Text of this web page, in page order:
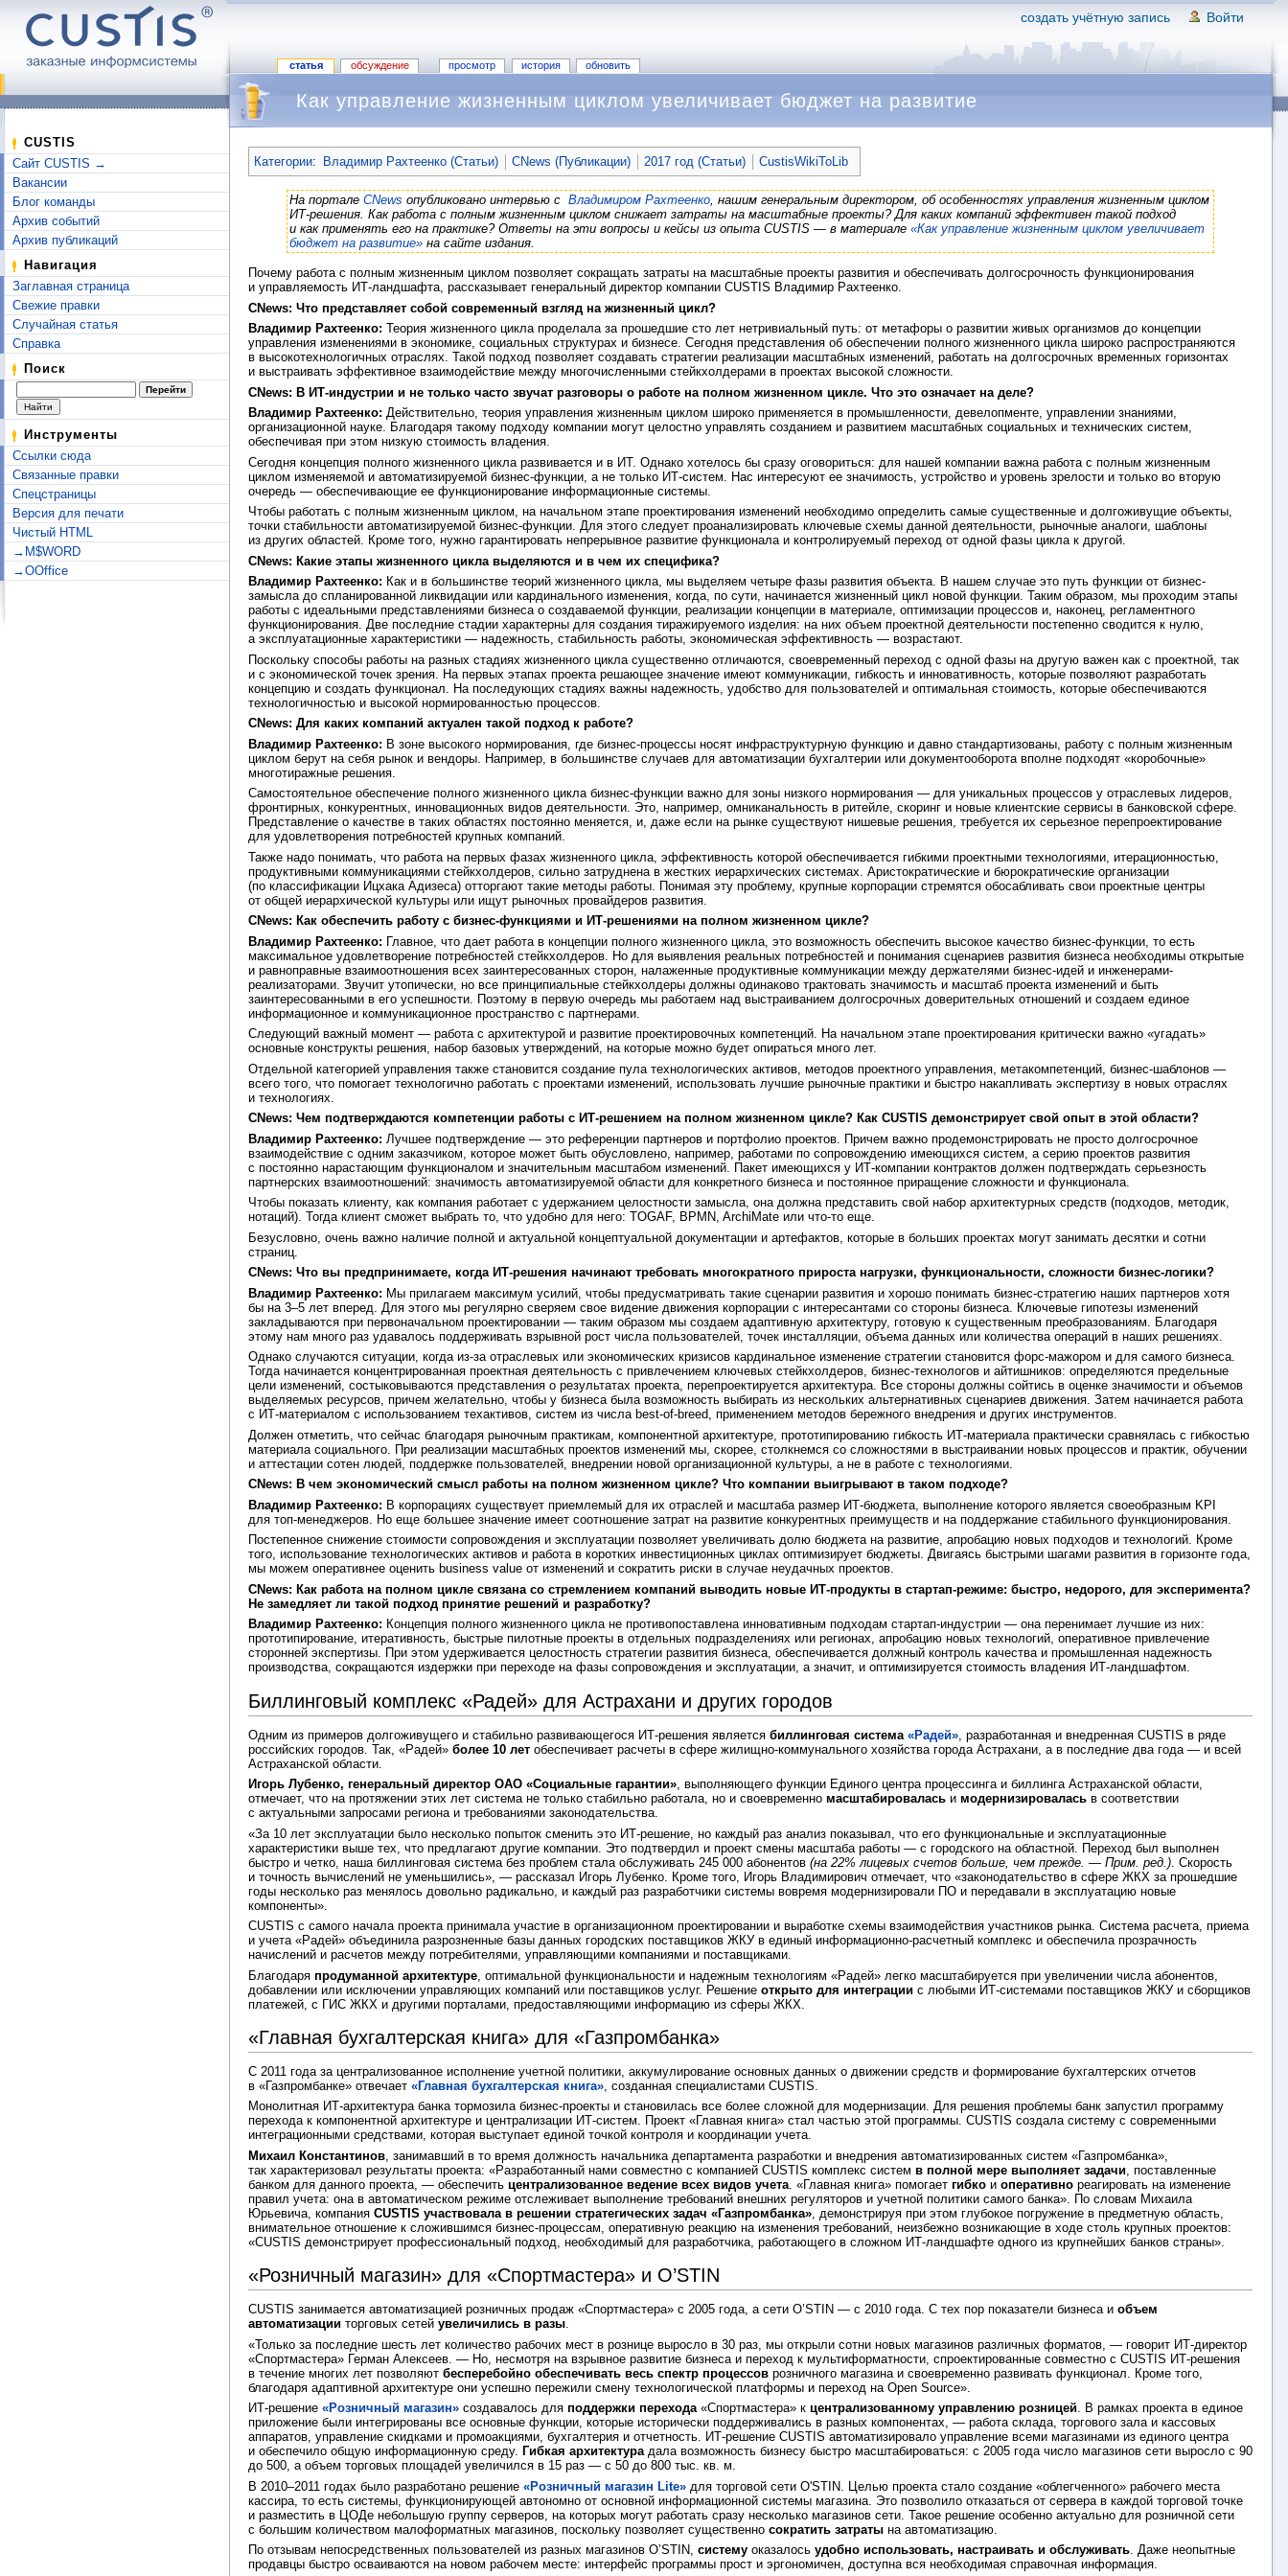
создать учётную запись Войти
статья обсуждение просмотр история обновить
CUSTIS
Сайт CUSTIS →
Вакансии
Блог команды
Архив событий
Архив публикаций
Навигация
Заглавная страница
Свежие правки
Случайная статья
Справка
Поиск
Инструменты
Ссылки сюда
Связанные правки
Спецстраницы
Версия для печати
Чистый HTML
→M$WORD
→OOffice
Как управление жизненным циклом увеличивает бюджет на развитие
Категории: Владимир Рахтеенко (Статьи) CNews (Публикации) 2017 год (Статьи) CustisWikiToLib
На портале CNews опубликовано интервью с Владимиром Рахтеенко, нашим генеральным директором, об особенностях управления жизненным циклом
ИТ-решения. Как работа с полным жизненным циклом снижает затраты на масштабные проекты? Для каких компаний эффективен такой подход
и как применять его на практике? Ответы на эти вопросы и кейсы из опыта CUSTIS — в материале «Как управление жизненным циклом увеличивает
бюджет на развитие» на сайте издания.
Почему работа с полным жизненным циклом позволяет сокращать затраты на масштабные проекты развития и обеспечивать долгосрочность функционирования
и управляемость ИТ-ландшафта, рассказывает генеральный директор компании CUSTIS Владимир Рахтеенко.
CNews: Что представляет собой современный взгляд на жизненный цикл?
Владимир Рахтеенко: Теория жизненного цикла проделала за прошедшие сто лет нетривиальный путь: от метафоры о развитии живых организмов до концепции
управления изменениями в экономике, социальных структурах и бизнесе. Сегодня представления об обеспечении полного жизненного цикла широко распространяются
в высокотехнологичных отраслях. Такой подход позволяет создавать стратегии реализации масштабных изменений, работать на долгосрочных временных горизонтах
и выстраивать эффективное взаимодействие между многочисленными стейкхолдерами в проектах высокой сложности.
CNews: В ИТ-индустрии и не только часто звучат разговоры о работе на полном жизненном цикле. Что это означает на деле?
Владимир Рахтеенко: Действительно, теория управления жизненным циклом широко применяется в промышленности, девелопменте, управлении знаниями,
организационной науке. Благодаря такому подходу компании могут целостно управлять созданием и развитием масштабных социальных и технических систем,
обеспечивая при этом низкую стоимость владения.
Сегодня концепция полного жизненного цикла развивается и в ИТ. Однако хотелось бы сразу оговориться: для нашей компании важна работа с полным жизненным
циклом изменяемой и автоматизируемой бизнес-функции, а не только ИТ-систем. Нас интересуют ее значимость, устройство и уровень зрелости и только во вторую
очередь — обеспечивающие ее функционирование информационные системы.
Чтобы работать с полным жизненным циклом, на начальном этапе проектирования изменений необходимо определить самые существенные и долгоживущие объекты,
точки стабильности автоматизируемой бизнес-функции. Для этого следует проанализировать ключевые схемы данной деятельности, рыночные аналоги, шаблоны
из других областей. Кроме того, нужно гарантировать непрерывное развитие функционала и контролируемый переход от одной фазы цикла к другой.
CNews: Какие этапы жизненного цикла выделяются и в чем их специфика?
Владимир Рахтеенко: Как и в большинстве теорий жизненного цикла, мы выделяем четыре фазы развития объекта. В нашем случае это путь функции от бизнес-
замысла до спланированной ликвидации или кардинального изменения, когда, по сути, начинается жизненный цикл новой функции. Таким образом, мы проходим этапы
работы с идеальными представлениями бизнеса о создаваемой функции, реализации концепции в материале, оптимизации процессов и, наконец, регламентного
функционирования. Две последние стадии характерны для создания тиражируемого изделия: на них объем проектной деятельности постепенно сводится к нулю,
а эксплуатационные характеристики — надежность, стабильность работы, экономическая эффективность — возрастают.
Поскольку способы работы на разных стадиях жизненного цикла существенно отличаются, своевременный переход с одной фазы на другую важен как с проектной, так
и с экономической точек зрения. На первых этапах проекта решающее значение имеют коммуникации, гибкость и инновативность, которые позволяют разработать
концепцию и создать функционал. На последующих стадиях важны надежность, удобство для пользователей и оптимальная стоимость, которые обеспечиваются
технологичностью и высокой нормированностью процессов.
CNews: Для каких компаний актуален такой подход к работе?
Владимир Рахтеенко: В зоне высокого нормирования, где бизнес-процессы носят инфраструктурную функцию и давно стандартизованы, работу с полным жизненным
циклом берут на себя рынок и вендоры. Например, в большинстве случаев для автоматизации бухгалтерии или документооборота вполне подходят «коробочные»
многотиражные решения.
Самостоятельное обеспечение полного жизненного цикла бизнес-функции важно для зоны низкого нормирования — для уникальных процессов у отраслевых лидеров,
фронтирных, конкурентных, инновационных видов деятельности. Это, например, омниканальность в ритейле, скоринг и новые клиентские сервисы в банковской сфере.
Представление о качестве в таких областях постоянно меняется, и, даже если на рынке существуют нишевые решения, требуется их серьезное перепроектирование
для удовлетворения потребностей крупных компаний.
Также надо понимать, что работа на первых фазах жизненного цикла, эффективность которой обеспечивается гибкими проектными технологиями, итерационностью,
продуктивными коммуникациями стейкхолдеров, сильно затруднена в жестких иерархических системах. Аристократические и бюрократические организации
(по классификации Ицхака Адизеса) отторгают такие методы работы. Понимая эту проблему, крупные корпорации стремятся обосабливать свои проектные центры
от общей иерархической культуры или ищут рыночных провайдеров развития.
CNews: Как обеспечить работу с бизнес-функциями и ИТ-решениями на полном жизненном цикле?
Владимир Рахтеенко: Главное, что дает работа в концепции полного жизненного цикла, это возможность обеспечить высокое качество бизнес-функции, то есть
максимальное удовлетворение потребностей стейкхолдеров. Но для выявления реальных потребностей и понимания сценариев развития бизнеса необходимы открытые
и равноправные взаимоотношения всех заинтересованных сторон, налаженные продуктивные коммуникации между держателями бизнес-идей и инженерами-
реализаторами. Звучит утопически, но все принципиальные стейкхолдеры должны одинаково трактовать значимость и масштаб проекта изменений и быть
заинтересованными в его успешности. Поэтому в первую очередь мы работаем над выстраиванием долгосрочных доверительных отношений и создаем единое
информационное и коммуникационное пространство с партнерами.
Следующий важный момент — работа с архитектурой и развитие проектировочных компетенций. На начальном этапе проектирования критически важно «угадать»
основные конструкты решения, набор базовых утверждений, на которые можно будет опираться много лет.
Отдельной категорией управления также становится создание пула технологических активов, методов проектного управления, метакомпетенций, бизнес-шаблонов —
всего того, что помогает технологично работать с проектами изменений, использовать лучшие рыночные практики и быстро накапливать экспертизу в новых отраслях
и технологиях.
CNews: Чем подтверждаются компетенции работы с ИТ-решением на полном жизненном цикле? Как CUSTIS демонстрирует свой опыт в этой области?
Владимир Рахтеенко: Лучшее подтверждение — это референции партнеров и портфолио проектов. Причем важно продемонстрировать не просто долгосрочное
взаимодействие с одним заказчиком, которое может быть обусловлено, например, работами по сопровождению имеющихся систем, а серию проектов развития
с постоянно нарастающим функционалом и значительным масштабом изменений. Пакет имеющихся у ИТ-компании контрактов должен подтверждать серьезность
партнерских взаимоотношений: значимость автоматизируемой области для конкретного бизнеса и постоянное приращение сложности и функционала.
Чтобы показать клиенту, как компания работает с удержанием целостности замысла, она должна представить свой набор архитектурных средств (подходов, методик,
нотаций). Тогда клиент сможет выбрать то, что удобно для него: TOGAF, BPMN, ArchiMate или что-то еще.
Безусловно, очень важно наличие полной и актуальной концептуальной документации и артефактов, которые в больших проектах могут занимать десятки и сотни
страниц.
CNews: Что вы предпринимаете, когда ИТ-решения начинают требовать многократного прироста нагрузки, функциональности, сложности бизнес-логики?
Владимир Рахтеенко: Мы прилагаем максимум усилий, чтобы предусматривать такие сценарии развития и хорошо понимать бизнес-стратегию наших партнеров хотя
бы на 3–5 лет вперед. Для этого мы регулярно сверяем свое видение движения корпорации с интересантами со стороны бизнеса. Ключевые гипотезы изменений
закладываются при первоначальном проектировании — таким образом мы создаем адаптивную архитектуру, готовую к существенным преобразованиям. Благодаря
этому нам много раз удавалось поддерживать взрывной рост числа пользователей, точек инсталляции, объема данных или количества операций в наших решениях.
Однако случаются ситуации, когда из-за отраслевых или экономических кризисов кардинальное изменение стратегии становится форс-мажором и для самого бизнеса.
Тогда начинается концентрированная проектная деятельность с привлечением ключевых стейкхолдеров, бизнес-технологов и айтишников: определяются предельные
цели изменений, состыковываются представления о результатах проекта, перепроектируется архитектура. Все стороны должны сойтись в оценке значимости и объемов
выделяемых ресурсов, причем желательно, чтобы у бизнеса была возможность выбирать из нескольких альтернативных сценариев движения. Затем начинается работа
с ИТ-материалом с использованием техактивов, систем из числа best-of-breed, применением методов бережного внедрения и других инструментов.
Должен отметить, что сейчас благодаря рыночным практикам, компонентной архитектуре, прототипированию гибкость ИТ-материала практически сравнялась с гибкостью
материала социального. При реализации масштабных проектов изменений мы, скорее, столкнемся со сложностями в выстраивании новых процессов и практик, обучении
и аттестации сотен людей, поддержке пользователей, внедрении новой организационной культуры, а не в работе с технологиями.
CNews: В чем экономический смысл работы на полном жизненном цикле? Что компании выигрывают в таком подходе?
Владимир Рахтеенко: В корпорациях существует приемлемый для их отраслей и масштаба размер ИТ-бюджета, выполнение которого является своеобразным KPI
для топ-менеджеров. Но еще большее значение имеет соотношение затрат на развитие конкурентных преимуществ и на поддержание стабильного функционирования.
Постепенное снижение стоимости сопровождения и эксплуатации позволяет увеличивать долю бюджета на развитие, апробацию новых подходов и технологий. Кроме
того, использование технологических активов и работа в коротких инвестиционных циклах оптимизирует бюджеты. Двигаясь быстрыми шагами развития в горизонте года,
мы можем оперативнее оценить business value от изменений и сократить риски в случае неудачных проектов.
CNews: Как работа на полном цикле связана со стремлением компаний выводить новые ИТ-продукты в стартап-режиме: быстро, недорого, для эксперимента?
Не замедляет ли такой подход принятие решений и разработку?
Владимир Рахтеенко: Концепция полного жизненного цикла не противопоставлена инновативным подходам стартап-индустрии — она перенимает лучшие из них:
прототипирование, итеративность, быстрые пилотные проекты в отдельных подразделениях или регионах, апробацию новых технологий, оперативное привлечение
сторонней экспертизы. При этом удерживается целостность стратегии развития бизнеса, обеспечивается должный контроль качества и промышленная надежность
производства, сокращаются издержки при переходе на фазы сопровождения и эксплуатации, а значит, и оптимизируется стоимость владения ИТ-ландшафтом.
Биллинговый комплекс «Радей» для Астрахани и других городов
Одним из примеров долгоживущего и стабильно развивающегося ИТ-решения является биллинговая система «Радей» , разработанная и внедренная CUSTIS в ряде
российских городов. Так, «Радей» более 10 лет обеспечивает расчеты в сфере жилищно-коммунального хозяйства города Астрахани, а в последние два года — и всей
Астраханской области.
Игорь Лубенко, генеральный директор ОАО «Социальные гарантии», выполняющего функции Единого центра процессинга и биллинга Астраханской области,
отмечает, что на протяжении этих лет система не только стабильно работала, но и своевременно масштабировалась и модернизировалась в соответствии
с актуальными запросами региона и требованиями законодательства.
«За 10 лет эксплуатации было несколько попыток сменить это ИТ-решение, но каждый раз анализ показывал, что его функциональные и эксплуатационные
характеристики выше тех, что предлагают другие компании. Это подтвердил и проект смены масштаба работы — с городского на областной. Переход был выполнен
быстро и четко, наша биллинговая система без проблем стала обслуживать 245 000 абонентов (на 22% лицевых счетов больше, чем прежде. — Прим. ред.) . Скорость
и точность вычислений не уменьшились», — рассказал Игорь Лубенко. Кроме того, Игорь Владимирович отмечает, что «законодательство в сфере ЖКХ за прошедшие
годы несколько раз менялось довольно радикально, и каждый раз разработчики системы вовремя модернизировали ПО и передавали в эксплуатацию новые
компоненты».
CUSTIS с самого начала проекта принимала участие в организационном проектировании и выработке схемы взаимодействия участников рынка. Система расчета, приема
и учета «Радей» объединила разрозненные базы данных городских поставщиков ЖКУ в единый информационно-расчетный комплекс и обеспечила прозрачность
начислений и расчетов между потребителями, управляющими компаниями и поставщиками.
Благодаря продуманной архитектуре , оптимальной функциональности и надежным технологиям «Радей» легко масштабируется при увеличении числа абонентов,
добавлении или исключении управляющих компаний или поставщиков услуг. Решение открыто для интеграции с любыми ИТ-системами поставщиков ЖКУ и сборщиков
платежей, с ГИС ЖКХ и другими порталами, предоставляющими информацию из сферы ЖКХ.
«Главная бухгалтерская книга» для «Газпромбанка»
С 2011 года за централизованное исполнение учетной политики, аккумулирование основных данных о движении средств и формирование бухгалтерских отчетов
в «Газпромбанке» отвечает «Главная бухгалтерская книга» , созданная специалистами CUSTIS.
Монолитная ИТ-архитектура банка тормозила бизнес-проекты и становилась все более сложной для модернизации. Для решения проблемы банк запустил программу
перехода к компонентной архитектуре и централизации ИТ-систем. Проект «Главная книга» стал частью этой программы. CUSTIS создала систему с современными
интеграционными средствами, которая выступает единой точкой контроля и координации учета.
Михаил Константинов , занимавший в то время должность начальника департамента разработки и внедрения автоматизированных систем «Газпромбанка»,
так характеризовал результаты проекта: «Разработанный нами совместно с компанией CUSTIS комплекс систем в полной мере выполняет задачи , поставленные
банком для данного проекта, — обеспечить централизованное ведение всех видов учета . «Главная книга» помогает гибко и оперативно реагировать на изменение
правил учета: она в автоматическом режиме отслеживает выполнение требований внешних регуляторов и учетной политики самого банка». По словам Михаила
Юрьевича, компания CUSTIS участвовала в решении стратегических задач «Газпромбанка» , демонстрируя при этом глубокое погружение в предметную область,
внимательное отношение к сложившимся бизнес-процессам, оперативную реакцию на изменения требований, неизбежно возникающие в ходе столь крупных проектов:
«CUSTIS демонстрирует профессиональный подход, необходимый для разработчика, работающего в сложном ИТ-ландшафте одного из крупнейших банков страны».
«Розничный магазин» для «Спортмастера» и O’STIN
CUSTIS занимается автоматизацией розничных продаж «Спортмастера» с 2005 года, а сети O’STIN — с 2010 года. С тех пор показатели бизнеса и объем
автоматизации торговых сетей увеличились в разы.
«Только за последние шесть лет количество рабочих мест в рознице выросло в 30 раз, мы открыли сотни новых магазинов различных форматов, — говорит ИТ-директор
«Спортмастера» Герман Алексеев. — Но, несмотря на взрывное развитие бизнеса и переход к мультиформатности, спроектированные совместно с CUSTIS ИТ-решения
в течение многих лет позволяют бесперебойно обеспечивать весь спектр процессов розничного магазина и своевременно развивать функционал. Кроме того,
благодаря адаптивной архитектуре они успешно пережили смену технологической платформы и переход на Open Source».
ИТ-решение «Розничный магазин» создавалось для поддержки перехода«Спортмастера» к централизованному управлению розницей. В рамках проекта в единое
приложение были интегрированы все основные функции, которые исторически поддерживались в разных компонентах, — работа склада, торгового зала и кассовых
аппаратов, управление скидками и промоакциями, бухгалтерия и отчетность. ИТ-решение CUSTIS автоматизировало управление всеми магазинами из единого центра
и обеспечило общую информационную среду. Гибкая архитектурадала возможность бизнесу быстро масштабироваться: с 2005 года число магазинов сети выросло с 90
до 500, а объем торговых площадей увеличился в 15 раз — с 50 до 800 тыс. кв. м.
В 2010–2011 годах было разработано решение «Розничный магазин Lite» для торговой сети O'STIN. Целью проекта стало создание «облегченного» рабочего места
кассира, то есть системы, функционирующей автономно от основной информационной системы магазина. Это позволило отказаться от сервера в каждой торговой точке
и разместить в ЦОДе небольшую группу серверов, на которых могут работать сразу несколько магазинов сети. Такое решение особенно актуально для розничной сети
с большим количеством малоформатных магазинов, поскольку позволяет существенно сократить затраты на автоматизацию.
По отзывам непосредственных пользователей из разных магазинов O’STIN, систему оказалось удобно использовать, настраивать и обслуживать. Даже неопытные
продавцы быстро осваиваются на новом рабочем месте: интерфейс программы прост и эргономичен, доступна вся необходимая справочная информация.